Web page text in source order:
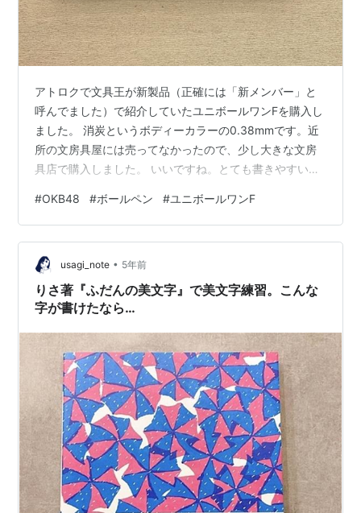
アトロクで文具王が新製品（正確には「新メンバー」と
呼んでました）で紹介していたユニボールワンFを購入し
ました。 消炭というボディーカラーの0.38mmです。近
所の文房具屋には売ってなかったので、少し大きな文房
具店で購入しました。 いいですね。とても書きやすいペ
が、カリカリした書き味が良いです。 三菱鉛筆 ユニボー
ルワンフィール ブラック三菱鉛筆(Mitsubishi
Pencil)Amazon 次は0.5mmを購入したいところ。 ちなみ
に、総選挙は投票済みです。もちろん、私の清き一票は
ユニボールワンFに投票してます。 okb48.net ちな…
#OKB48 #ボールペン #ユニボールワンF
usagi_note • 5年前
りさ著『ふだんの美文字』で美文字練習。こんな
字が書けたなら…